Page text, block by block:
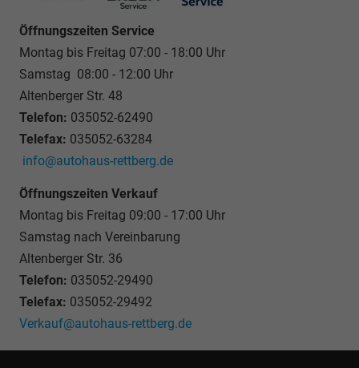
Öffnungszeiten Service
Montag bis Freitag 07:00 - 18:00 Uhr
Samstag 08:00 - 12:00 Uhr
Altenberger Str. 48
Telefon: 035052-62490
Telefax: 035052-63284
info@autohaus-rettberg.de
Öffnungszeiten Verkauf
Montag bis Freitag 09:00 - 17:00 Uhr
Samstag nach Vereinbarung
Altenberger Str. 36
Telefon: 035052-29490
Telefax: 035052-29492
Verkauf@autohaus-rettberg.de